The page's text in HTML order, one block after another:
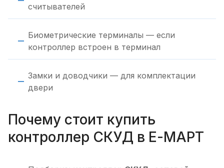
считывателей
Биометрические терминалы — если
контроллер встроен в терминал
Замки и доводчики — для комплектации
двери
Почему стоит купить
контроллер СКУД в Е-МАРТ